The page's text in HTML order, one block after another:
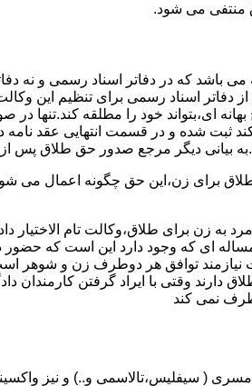
منتفی می شود.
که در دفاتر اسناد رسمی و نه
اسناد رسمی برای تنظیم این
ای،بتواند خود را مطلقه کند.تنها
ثبت شده و در قسمت انتهایی عقد
بیانی دیگر مرجع صدور حق طلاق پس
زن،این حق چگونه اعمال می شود
زن برای طلاق،وکالت تام الاختیار
ای که وجود دارد این است که
توافق هر دوطرف زن و شوهر
دارند وقتی با ایراد گرفتن
نمی کند